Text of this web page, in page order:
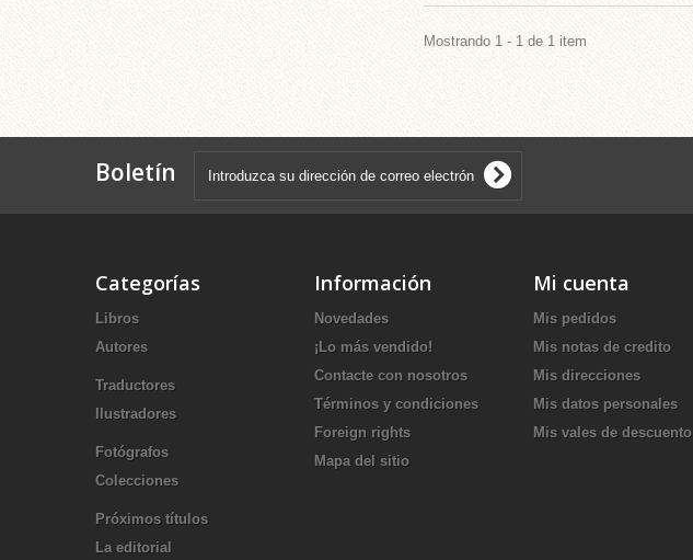
Mostrando 1 - 1 de 1 item
Boletín
Categorías
Libros
Autores
Traductores
Ilustradores
Fotógrafos
Colecciones
Próximos títulos
La editorial
Información
Novedades
¡Lo más vendido!
Contacte con nosotros
Términos y condiciones
Foreign rights
Mapa del sitio
Mi cuenta
Mis pedidos
Mis notas de credito
Mis direcciones
Mis datos personales
Mis vales de descuento